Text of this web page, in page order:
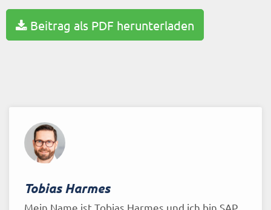
Beitrag als PDF herunterladen
Tobias Harmes
Mein Name ist Tobias Harmes und ich bin SAP